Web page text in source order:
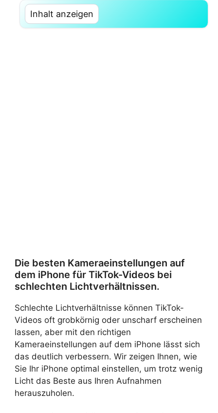
Inhalt anzeigen
Die besten Kameraeinstellungen auf
dem iPhone für TikTok-Videos bei
schlechten Lichtverhältnissen.
Schlechte Lichtverhältnisse können TikTok-
Videos oft grobkörnig oder unscharf erscheinen
lassen, aber mit den richtigen
Kameraeinstellungen auf dem iPhone lässt sich
das deutlich verbessern. Wir zeigen Ihnen, wie
Sie Ihr iPhone optimal einstellen, um trotz wenig
Licht das Beste aus Ihren Aufnahmen
herauszuholen.